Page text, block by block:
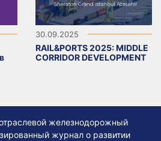
30.09.2025
RAIL&PORTS 2025: MIDDLE
CORRIDOR DEVELOPMENT
железнодорожный
журнал о развитии